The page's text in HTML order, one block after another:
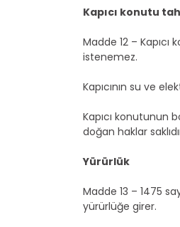
Kapıcı konutu
Madde 12 –
istenemez.
Kapıcının su ve
Kapıcı konutunun
doğan haklar
Yürürlük
Madde 13 – 1475
yürürlüğe girer.